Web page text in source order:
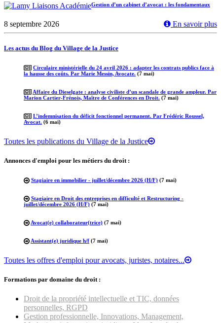
Gestion d’un cabinet d’avocat : les fondamentaux
8 septembre 2026 En savoir plus
Les actus du Blog du Village de la Justice
Circulaire ministérielle du 24 avril 2026 : adapter les contrats publics face à
la hausse des coûts. Par Marie Messin, Avocate. (7 mai)
Affaire du Dieselgate : analyse civiliste d’un scandale de grande ampleur. Par
Marion Cartier-Frénois, Maître de Conférences en Droit. (7 mai)
L’indemnisation du déficit fonctionnel permanent. Par Frédéric Roussel,
Avocat. (6 mai)
Toutes les publications du Village de la Justice
Annonces d'emploi pour les métiers du droit :
Stagiaire en immobilier - juillet/décembre 2026 (H/F) (7 mai)
Stagiaire en Droit des entreprises en difficulté et Restructuring -
juillet/décembre 2026 (H/F) (7 mai)
Avocat(e) collaborateur(trice) (7 mai)
Assistant(e) juridique h/f (7 mai)
Toutes les offres d'emploi pour avocats, juristes, notaires...
Formations par domaine du droit :
Droit de la propriété intellectuelle et TIC, données
personnelles, RGPD
Gestion professionnelle, Innovations, Management,